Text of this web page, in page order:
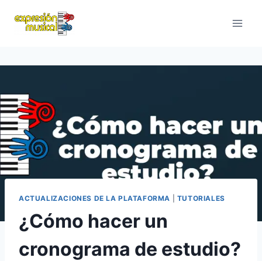
ACTUALIZACIONES DE LA PLATAFORMA TUTORIALES
¿Cómo hacer un
cronograma de estudio?